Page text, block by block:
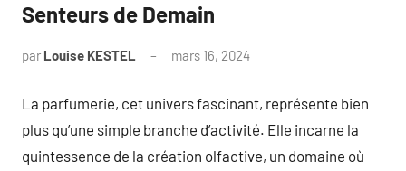
Senteurs de Demain
par Louise KESTEL mars 16, 2024
La parfumerie, cet univers fascinant, représente bien
plus qu’une simple branche d’activité. Elle incarne la
quintessence de la création olfactive, un domaine où